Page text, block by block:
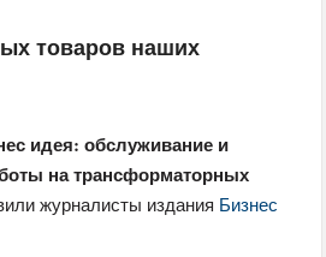
товаров наших
идея: обслуживание и
на трансформаторных
журналисты издания Бизнес